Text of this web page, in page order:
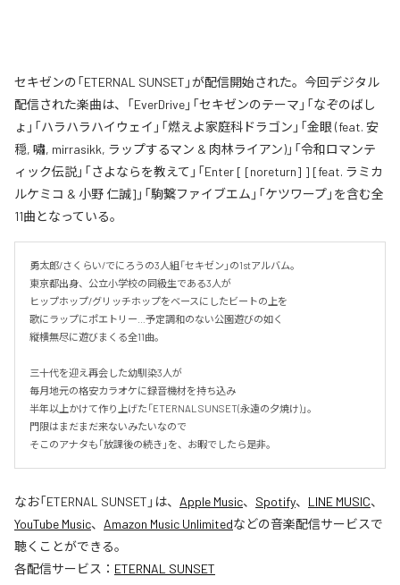
セキゼンの「ETERNAL SUNSET」が配信開始された。今回デジタル
配信された楽曲は、「EverDrive」「セキゼンのテーマ」「なぞのばし
ょ」「ハラハラハイウェイ」「燃えよ家庭科ドラゴン」「金眼 (feat. 安
穏, 嘯, mirrasikk, ラップするマン & 肉林ライアン)」「令和ロマンテ
ィック伝説」「さよならを教えて」「Enter [ [noreturn] ] [feat. ラミカ
ルケミコ & 小野 仁誠]」「駒繋ファイブエム」「ケツワープ」を含む全
11曲となっている。
勇太郎/さくらい/でにろうの3人組「セキゼン」の1stアルバム。
東京都出身、公立小学校の同級生である3人が
ヒップホップ/グリッチホップをベースにしたビートの上を
歌にラップにポエトリー…予定調和のない公園遊びの如く
縦横無尽に遊びまくる全11曲。
三十代を迎え再会した幼馴染3人が
毎月地元の格安カラオケに録音機材を持ち込み
半年以上かけて作り上げた「ETERNAL SUNSET(永遠の夕焼け)」。
門限はまだまだ来ないみたいなので
そこのアナタも「放課後の続き」を、お暇でしたら是非。
なお「ETERNAL SUNSET 」は、 Apple Music、 Spotify、 LINE MUSIC、
YouTube Music、 Amazon Music Unlimitedなどの音楽配信サービスで
聴くことができる。
各配信サービス： ETERNAL SUNSET